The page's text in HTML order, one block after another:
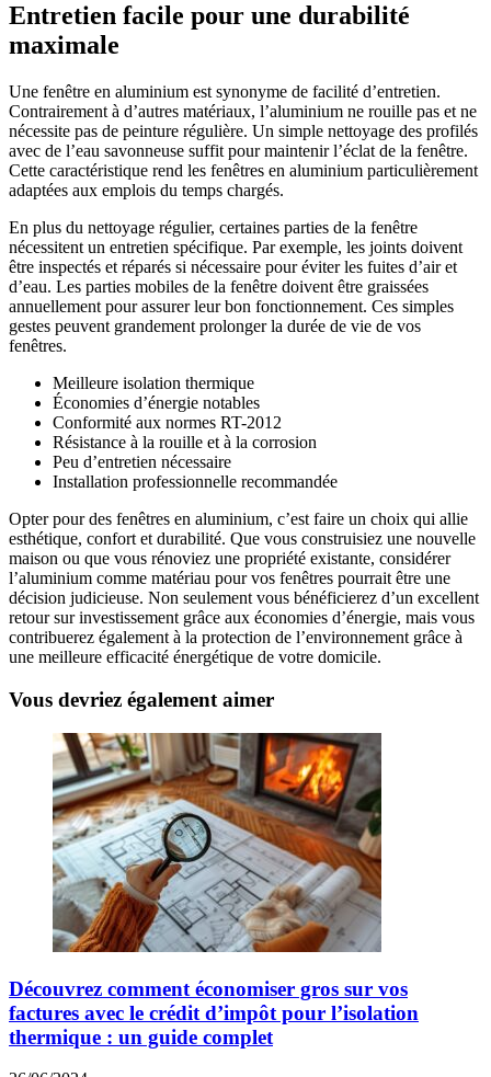
Entretien facile pour une durabilité
maximale
Une fenêtre en aluminium est synonyme de facilité d’entretien.
Contrairement à d’autres matériaux, l’aluminium ne rouille pas et ne
nécessite pas de peinture régulière. Un simple nettoyage des profilés
avec de l’eau savonneuse suffit pour maintenir l’éclat de la fenêtre.
Cette caractéristique rend les fenêtres en aluminium particulièrement
adaptées aux emplois du temps chargés.
En plus du nettoyage régulier, certaines parties de la fenêtre
nécessitent un entretien spécifique. Par exemple, les joints doivent
être inspectés et réparés si nécessaire pour éviter les fuites d’air et
d’eau. Les parties mobiles de la fenêtre doivent être graissées
annuellement pour assurer leur bon fonctionnement. Ces simples
gestes peuvent grandement prolonger la durée de vie de vos
fenêtres.
Meilleure isolation thermique
Économies d’énergie notables
Conformité aux normes RT-2012
Résistance à la rouille et à la corrosion
Peu d’entretien nécessaire
Installation professionnelle recommandée
Opter pour des fenêtres en aluminium, c’est faire un choix qui allie
esthétique, confort et durabilité. Que vous construisiez une nouvelle
maison ou que vous rénoviez une propriété existante, considérer
l’aluminium comme matériau pour vos fenêtres pourrait être une
décision judicieuse. Non seulement vous bénéficierez d’un excellent
retour sur investissement grâce aux économies d’énergie, mais vous
contribuerez également à la protection de l’environnement grâce à
une meilleure efficacité énergétique de votre domicile.
Vous devriez également aimer
Découvrez comment économiser gros sur vos
factures avec le crédit d’impôt pour l’isolation
thermique : un guide complet